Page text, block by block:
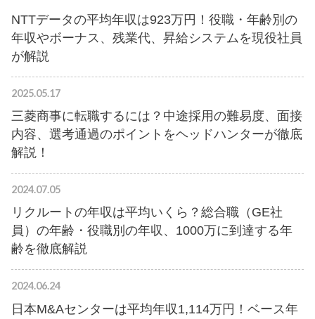
NTTデータの平均年収は923万円！役職・年齢別の
年収やボーナス、残業代、昇給システムを現役社員
が解説
2025.05.17
三菱商事に転職するには？中途採用の難易度、面接
内容、選考通過のポイントをヘッドハンターが徹底
解説！
2024.07.05
リクルートの年収は平均いくら？総合職（GE社
員）の年齢・役職別の年収、1000万に到達する年
齢を徹底解説
2024.06.24
日本M&Aセンターは平均年収1,114万円！ベース年